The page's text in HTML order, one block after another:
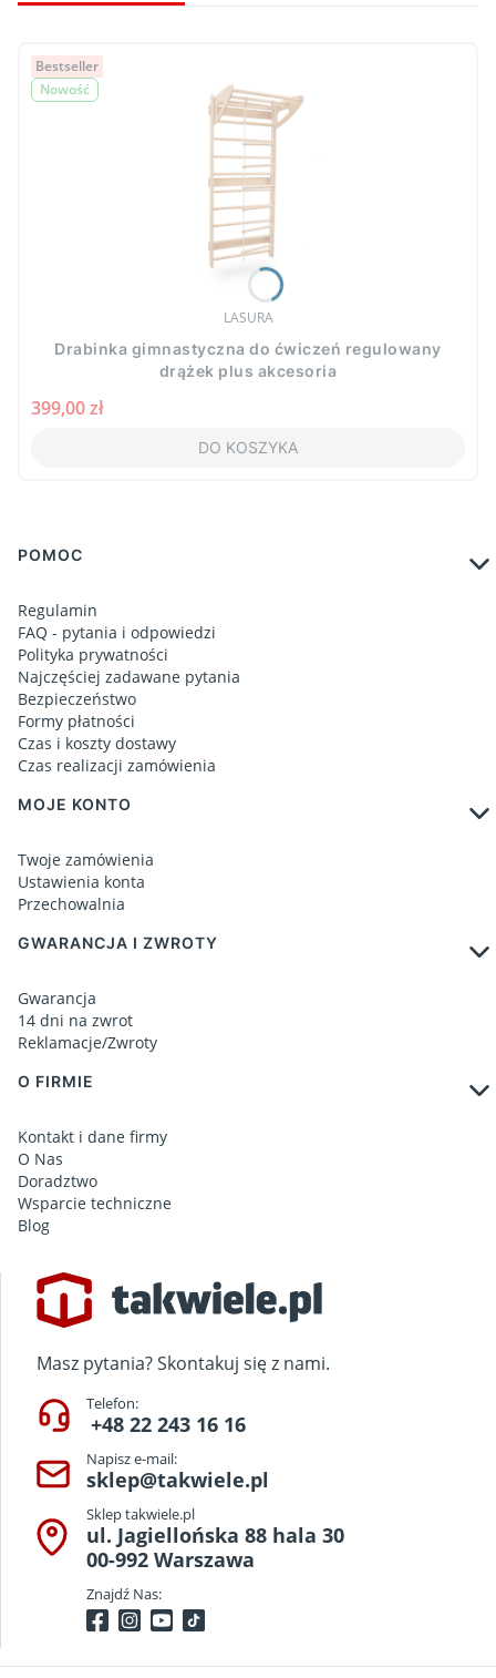
Bestseller
Nowość
Drabinka gimnastyczna do ćwiczeń regulowany
drążek plus akcesoria
PRODUCENT
LASURA
Cena
399,00 zł
DO KOSZYKA
Linki w stopce
POMOC
Regulamin
FAQ - pytania i odpowiedzi
Polityka prywatności
Najczęściej zadawane pytania
Bezpieczeństwo
Formy płatności
Czas i koszty dostawy
Czas realizacji zamówienia
MOJE KONTO
Twoje zamówienia
Ustawienia konta
Przechowalnia
GWARANCJA I ZWROTY
Gwarancja
14 dni na zwrot
Reklamacje/Zwroty
O FIRMIE
Kontakt i dane firmy
O Nas
Doradztwo
Wsparcie techniczne
Blog
Masz pytania? Skontakuj się z nami.
Telefon:
+48 22 243 16 16
Napisz e-mail:
sklep@takwiele.pl
Sklep takwiele.pl
ul. Jagiellońska 88 hala 30
00-992 Warszawa
Znajdź Nas: